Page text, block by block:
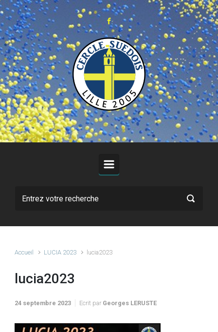
Skip to main content
Accueil LUCIA 2023 lucia2023
lucia2023
24 septembre 2023 Ecrit par Georges LERUSTE